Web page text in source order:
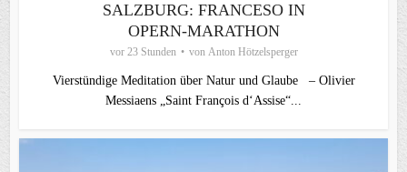
SALZBURG: FRANCESO IN
OPERN-MARATHON
vor 23 Stunden von Anton Hötzelsperger
Vierstündige Meditation über Natur und Glaube – Olivier
Messiaens „Saint François d‘Assise“...